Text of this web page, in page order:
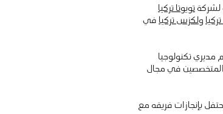
لشركةتويوتا تركيا
ولكزس تركيا في
تكنولوجيا
المتخصصين في مجال
بإنجازات فريقه مع